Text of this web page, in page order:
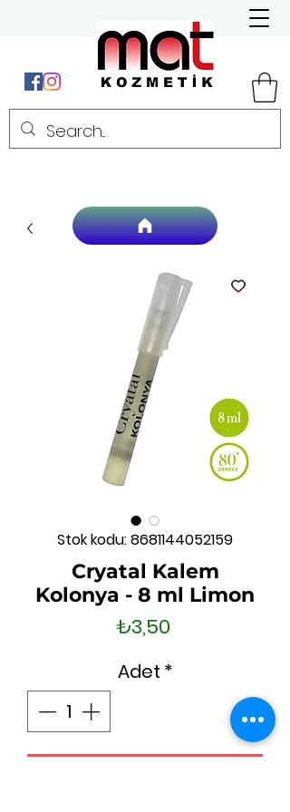
Stok kodu: 8681144052159
Cryatal Kalem
Kolonya - 8 ml Limon
₺3,50Fiyat
Adet *